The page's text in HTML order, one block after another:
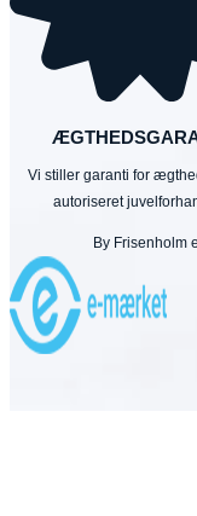
Vi stiller garanti for
autoriseret
By Frisenholm